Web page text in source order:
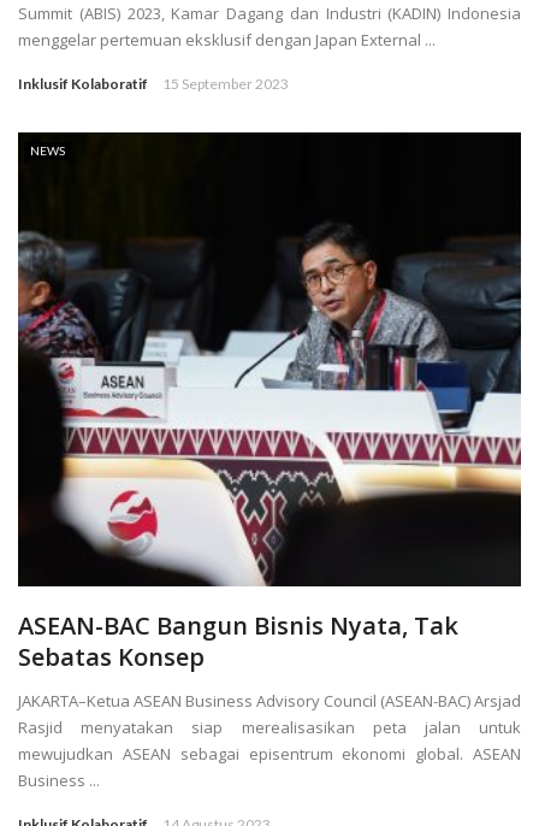
Summit (ABIS) 2023, Kamar Dagang dan Industri (KADIN) Indonesia
menggelar pertemuan eksklusif dengan Japan External ...
Inklusif Kolaboratif 15 September 2023
NEWS
ASEAN-BAC Bangun Bisnis Nyata, Tak
Sebatas Konsep
JAKARTA–Ketua ASEAN Business Advisory Council (ASEAN-BAC) Arsjad
Rasjid menyatakan siap merealisasikan peta jalan untuk
mewujudkan ASEAN sebagai episentrum ekonomi global. ASEAN
Business ...